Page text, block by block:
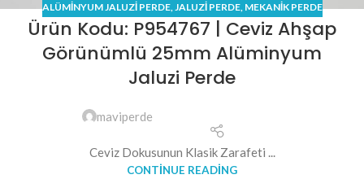
ALÜMINYUM JALUZI PERDE,JALUZI PERDE, MEKANİK PERDE
Ürün Kodu: P954767 | Ceviz Ahşap
Görünümlü 25mm Alüminyum
Jaluzi Perde
maviperde
Ceviz Dokusunun Klasik Zarafeti ...
CONTINUE READING